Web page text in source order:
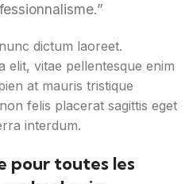
dictum laoreet.
elit, vitae pellentesque enim
at mauris tristique
felis placerat sagittis eget
interdum.
pour toutes les